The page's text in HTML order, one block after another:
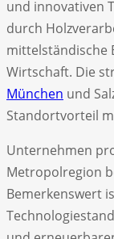
und innovativen
durch
mittelständische
Wirtschaft. Die
München und
Standortvorteil
Unternehmen
Metropolregion
Bemerkenswert